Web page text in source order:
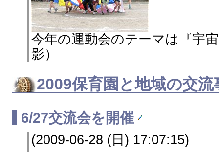
今年の運動会のテーマは『宇
影）
2009保育園と地域の交
6/27交流会を開催
(2009-06-28 (日) 17:07:15)